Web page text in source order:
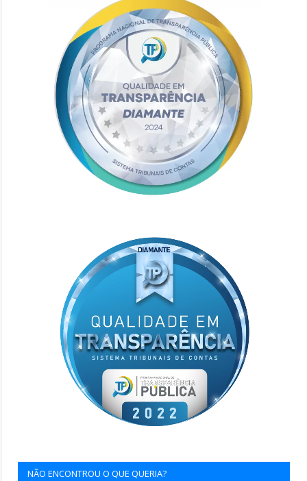
NÃO ENCONTROU O QUE QUERIA?